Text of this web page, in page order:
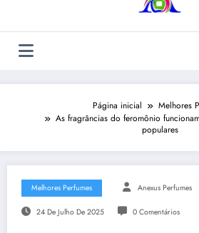
Página inicial
Melhores
As fragrâncias do feromônio
populares
Melhores Perfumes Anexus Perfumes
24 De Julho De 2025 0 Comentários